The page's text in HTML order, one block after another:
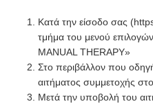
Κατά την είσοδο σας
τμήμα του μενού
MANUAL THERAPY»
Στο περιβάλλον που
αιτήματος συμμετοχής
Μετά την υποβολή του